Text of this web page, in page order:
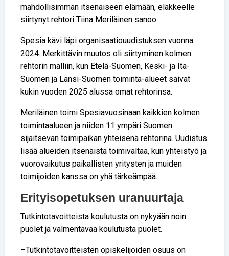
mahdollisimman itsenäiseen elämään, eläkkeelle
siirtynyt rehtori Tiina Meriläinen sanoo.
Spesia kävi läpi organisaatiouudistuksen vuonna
2024. Merkittävin muutos oli siirtyminen kolmen
rehtorin malliin, kun Etelä-Suomen, Keski- ja Itä-
Suomen ja Länsi-Suomen toiminta-alueet saivat
kukin vuoden 2025 alussa omat rehtorinsa.
Meriläinen toimi Spesia­vuosinaan kaikkien kolmen
toiminta­alueen ja niiden 11 ympäri Suomen
sijaitsevan toimipaikan yhteisenä rehtorina. Uudistus
lisää alueiden itsenäistä toimivaltaa, kun yhteistyö ja
vuorovaikutus paikallisten yritysten ja muiden
toimijoiden kanssa on yhä tärkeämpää.
Erityisopetuksen uranuurtaja
Tutkintotavoitteista koulutusta on nykyään noin
puolet ja valmentavaa koulutusta puolet.
–Tutkintotavoitteisten opiskelijoiden osuus on